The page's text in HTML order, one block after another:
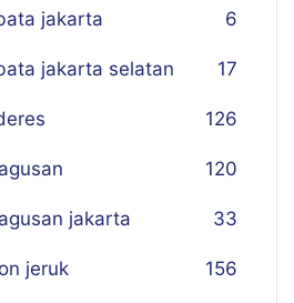
jakarta 6
jakarta selatan 17
126
120
jakarta 33
jeruk 156